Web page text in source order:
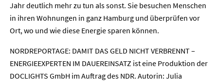
Jahr deutlich mehr zu tun als sonst. Sie besuchen Menschen
in ihren Wohnungen in ganz Hamburg und überprüfen vor
Ort, wo und wie diese Energie sparen können.
NORDREPORTAGE: DAMIT DAS GELD NICHT VERBRENNT –
ENERGIEEXPERTEN IM DAUEREINSATZ ist eine Produktion der
DOCLIGHTS GmbH im Auftrag des NDR. Autorin: Julia
Home
Unternehmen